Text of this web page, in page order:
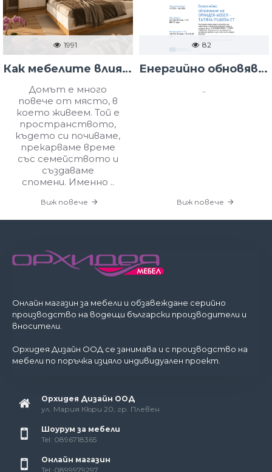
1991
Как мебелите влияят на настроението ни у дома?
Домът е много
повече от място, в
което живеем. Той е
пространството,
където си почиваме,
прекарваме време
със семейството и
създаваме
спомени. Именно ..
Виж повече
82
Енергийно обновяване на ОРХИДЕЯ-МЕБЕЛ - ТАТЯНА ПЪШЕВА ЕТ
..
Виж повече
Онлайн магазин за мебели и обзавеждане серийно
производство на водещи български производители и
вносители.
Орхидея Дизайн ООД се занимава и с производство на
мебели по поръчка изцяло индивидуален проект.
Орхидея Дизайн ООД
ул. Мария Кюри 20, гр. Плевен
Шоурум за мебели
Tel: 0896718365
Онлайн магазин
Tel: 0899979297